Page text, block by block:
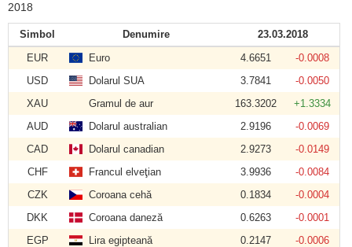
2018
Simbol Denumire
23.03.2018
EUR
Euro 4.6651
-0.0008
USD
Dolarul SUA 3.7841
-0.0050
XAU
Gramul de aur 163.3202
+1.3334
AUD
Dolarul australian 2.9196
-0.0069
CAD
Dolarul canadian 2.9273
-0.0149
CHF
Francul elveţian 3.9936
-0.0084
CZK
Coroana cehă 0.1834
-0.0004
DKK
Coroana daneză 0.6263
-0.0001
EGP
Lira egipteană 0.2147
-0.0006